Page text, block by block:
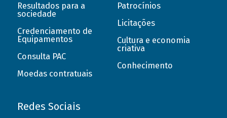
Resultados para a
sociedade
Credenciamento de
Equipamentos
Consulta PAC
Moedas contratuais
Patrocínios
Licitações
Cultura e economia
criativa
Conhecimento
Redes Sociais